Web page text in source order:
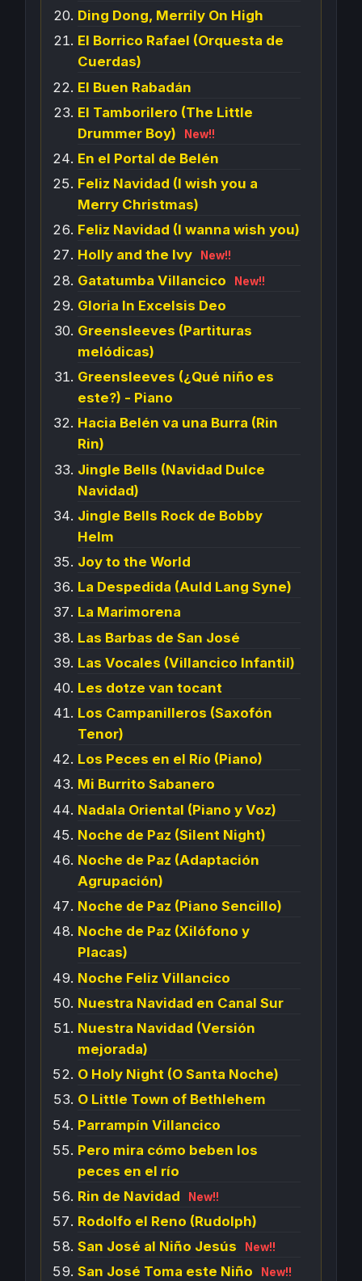
Ding Dong, Merrily On High
El Borrico Rafael (Orquesta de
Cuerdas)
El Buen Rabadán
El Tamborilero (The Little
Drummer Boy)
New!!
En el Portal de Belén
Feliz Navidad (I wish you a
Merry Christmas)
Feliz Navidad (I wanna wish you)
Holly and the Ivy
New!!
Gatatumba Villancico New!!
Gloria In Excelsis Deo
Greensleeves (Partituras
melódicas)
Greensleeves (¿Qué niño es
este?) - Piano
Hacia Belén va una Burra (Rin
Rin)
Jingle Bells (Navidad Dulce
Navidad)
Jingle Bells Rock de Bobby
Helm
Joy to the World
La Despedida (Auld Lang Syne)
La Marimorena
Las Barbas de San José
Las Vocales (Villancico Infantil)
Les dotze van tocant
Los Campanilleros (Saxofón
Tenor)
Los Peces en el Río (Piano)
Mi Burrito Sabanero
Nadala Oriental (Piano y Voz)
Noche de Paz (Silent Night)
Noche de Paz (Adaptación
Agrupación)
Noche de Paz (Piano Sencillo)
Noche de Paz (Xilófono y
Placas)
Noche Feliz Villancico
Nuestra Navidad en Canal Sur
Nuestra Navidad (Versión
mejorada)
O Holy Night (O Santa Noche)
O Little Town of Bethlehem
Parrampín Villancico
Pero mira cómo beben los
peces en el río
Rin de Navidad
New!!
Rodolfo el Reno (Rudolph)
San José al Niño Jesús
New!!
San José Toma este Niño New!!